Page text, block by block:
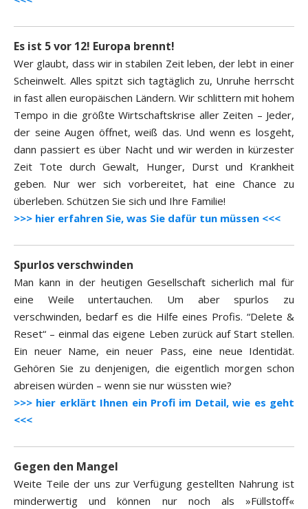
Es ist 5 vor 12! Europa brennt!
Wer glaubt, dass wir in stabilen Zeit leben, der lebt in einer
Scheinwelt. Alles spitzt sich tagtäglich zu, Unruhe herrscht
in fast allen europäischen Ländern. Wir schlittern mit hohem
Tempo in die größte Wirtschaftskrise aller Zeiten – Jeder,
der seine Augen öffnet, weiß das. Und wenn es losgeht,
dann passiert es über Nacht und wir werden in kürzester
Zeit Tote durch Gewalt, Hunger, Durst und Krankheit
geben. Nur wer sich vorbereitet, hat eine Chance zu
überleben. Schützen Sie sich und Ihre Familie!
>>> hier erfahren Sie, was Sie dafür tun müssen <<<
Spurlos verschwinden
Man kann in der heutigen Gesellschaft sicherlich mal für
eine Weile untertauchen. Um aber spurlos zu
verschwinden, bedarf es die Hilfe eines Profis. “Delete &
Reset“ – einmal das eigene Leben zurück auf Start stellen.
Ein neuer Name, ein neuer Pass, eine neue Identidät.
Gehören Sie zu denjenigen, die eigentlich morgen schon
abreisen würden – wenn sie nur wüssten wie?
>>> hier erklärt Ihnen ein Profi im Detail, wie es geht
<<<
Gegen den Mangel
Weite Teile der uns zur Verfügung gestellten Nahrung ist
minderwertig und können nur noch als »Füllstoff«